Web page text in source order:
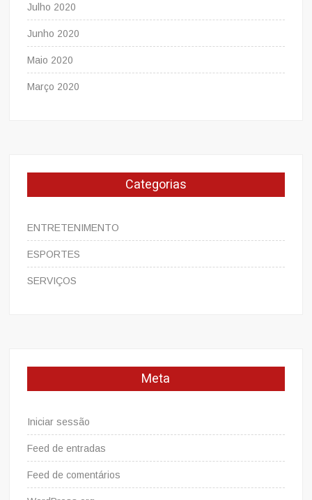
Julho 2020
Junho 2020
Maio 2020
Março 2020
Categorias
ENTRETENIMENTO
ESPORTES
SERVIÇOS
Meta
Iniciar sessão
Feed de entradas
Feed de comentários